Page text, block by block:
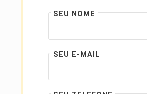
SEU NOME
SEU E-MAIL